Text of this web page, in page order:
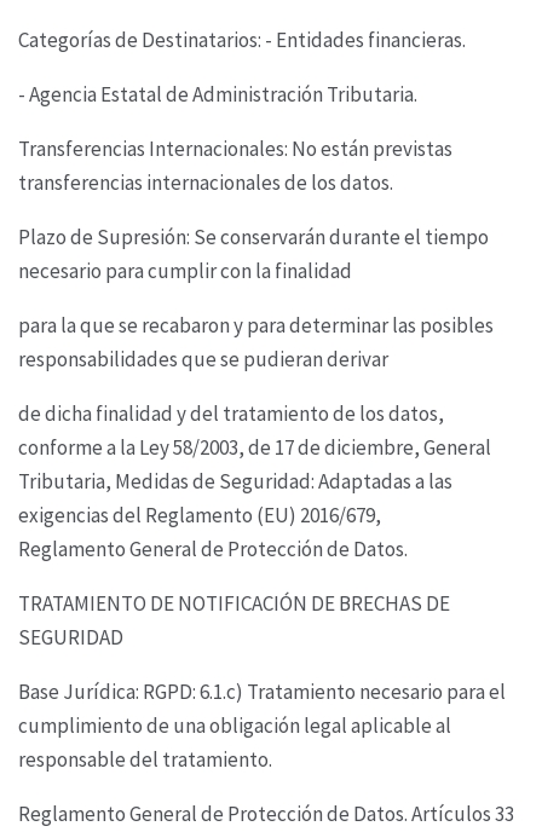
Categorías de Destinatarios: - Entidades financieras.
- Agencia Estatal de Administración Tributaria.
Transferencias Internacionales: No están previstas
transferencias internacionales de los datos.
Plazo de Supresión: Se conservarán durante el tiempo
necesario para cumplir con la finalidad
para la que se recabaron y para determinar las posibles
responsabilidades que se pudieran derivar
de dicha finalidad y del tratamiento de los datos,
conforme a la Ley 58/2003, de 17 de diciembre,General
Tributaria, Medidas de Seguridad: Adaptadas a las
exigencias del Reglamento (EU) 2016/679,
ReglamentoGeneral de Protección de Datos.
TRATAMIENTO DE NOTIFICACIÓN DE BRECHAS DE
SEGURIDAD
Base Jurídica: RGPD: 6.1.c) Tratamiento necesario para el
cumplimiento de una obligación legalaplicable al
responsable del tratamiento.
Reglamento General de Protección de Datos. Artículos 33